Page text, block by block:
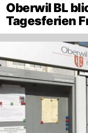
Oberwil BL
Tagesferien